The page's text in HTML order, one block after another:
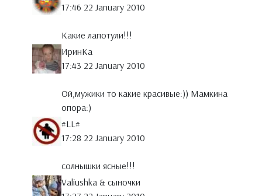
17:46 22 January 2010
Какие лапотули!!!
ИринКа
17:43 22 January 2010
Ой,мужики то какие красивые:)) Мамкина
опора:)
#LL#
17:28 22 January 2010
солнышки ясные!!!
Valiushka & сыночки